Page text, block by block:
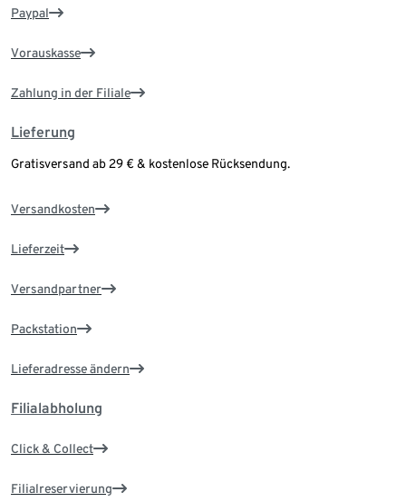
Paypal
Vorauskasse
Zahlung in der Filiale
Lieferung
Gratisversand ab 29 € & kostenlose Rücksendung.
Versandkosten
Lieferzeit
Versandpartner
Packstation
Lieferadresse ändern
Filialabholung
Click & Collect
Filialreservierung